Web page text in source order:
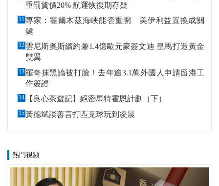
重罰貨價20% 航運恢復期存疑
11專家：霍爾木茲海峽能否重開 美伊利益置換成關
鍵
12 雲尼斯奧斯續約兼1.4億歐元豪簽文迪 皇馬打造黃金
雙翼
13羅奇抹黑論被打臉！去年逾3.1萬外國人申請留港工
作簽證
14 【良心茶遊記】絕密馬特霍恩計劃（下）
15黃德斌談善言打匹克球玩到凌晨
熱門視頻